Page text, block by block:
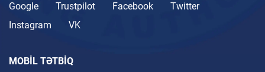
Google Trustpilot Facebook
Twitter
Instagram
VK
MOBIL TƏTBIQ